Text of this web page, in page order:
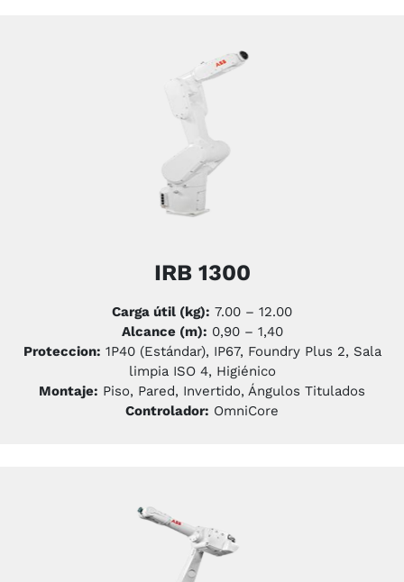
IRB 1300
Carga útil (kg): 7.00 – 12.00
Alcance (m): 0,90 – 1,40
Proteccion: 1P40 (Estándar), IP67, Foundry Plus 2, Sala
limpia ISO 4, Higiénico
Montaje: Piso, Pared, Invertido, Ángulos Titulados
Controlador: OmniCore